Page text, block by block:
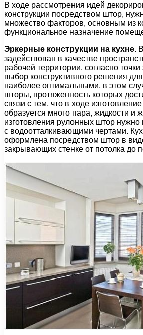
В ходе рассмотрения идей
конструкции посредством штор,
множество факторов, основным из
функциональное назначение
Эркерные конструкции на кухне.
задействован в качестве
рабочей территории, согласно
выбор конструктивного решения
наиболее оптимальными, в этом
шторы, протяженность которых
связи с тем, что в ходе
образуется много пара, жидкости и
изготовления рулонных штор нужно
с водоотталкивающими чертами.
оформлена посредством штор в
закрывающих стенке от потолка до